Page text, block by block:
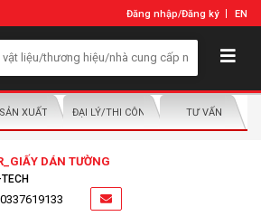
Đăng nhập/Đăng ký EN
XUẤT/NHÀ PHÂN PHỐI
ĐẠI LÝ/THI CÔNG LẮP ĐẶTTƯ VẤN
DÁN TƯỜNG
0337619133